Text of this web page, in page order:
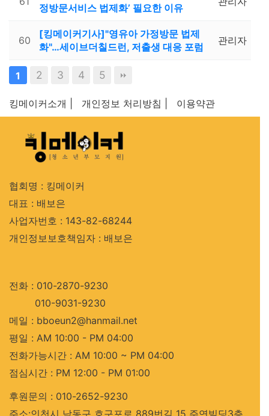
정방문서비스 법제화’ 필요한 이유
60
[킹메이커기사]"영유아 가정방문 법제
화"…세이브더칠드런, 저출생 대응 포럼
관리자
1 2 3 4 5
킹메이커소개 | 개인정보 처리방침 | 이용약관
협회명 : 킹메이커
대표 : 배보은
사업자번호 : 143-82-68244
개인정보보호책임자 : 배보은
전화 : 010-2870-9230
010-9031-9230
메일 : bboeun2@hanmail.net
평일 : AM 10:00 - PM 04:00
전화가능시간 : AM 10:00 ~ PM 04:00
점심시간 : PM 12:00 - PM 01:00
후원문의 : 010-2652-9230
주소:인천시 남동구 호구포로 889번길 15 주연빌딩3층